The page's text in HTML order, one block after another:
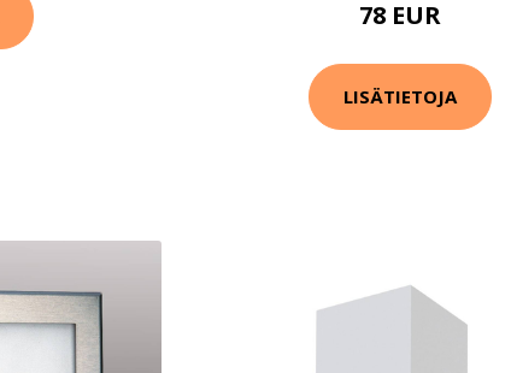
78 EUR
LISÄTIETOJA